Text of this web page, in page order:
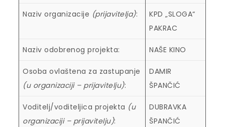
Naziv organizacije (prijavitelja):
KPD „SLOGA“
PAKRAC
Naziv odobrenog projekta: NAŠE KINO
Osoba ovlaštena za zastupanje
(u organizaciji – prijavitelju):
DAMIR
ŠPANČIĆ
Voditelj/voditeljica projekta (u
organizaciji – prijavitelju):
DUBRAVKA
ŠPANČIĆ